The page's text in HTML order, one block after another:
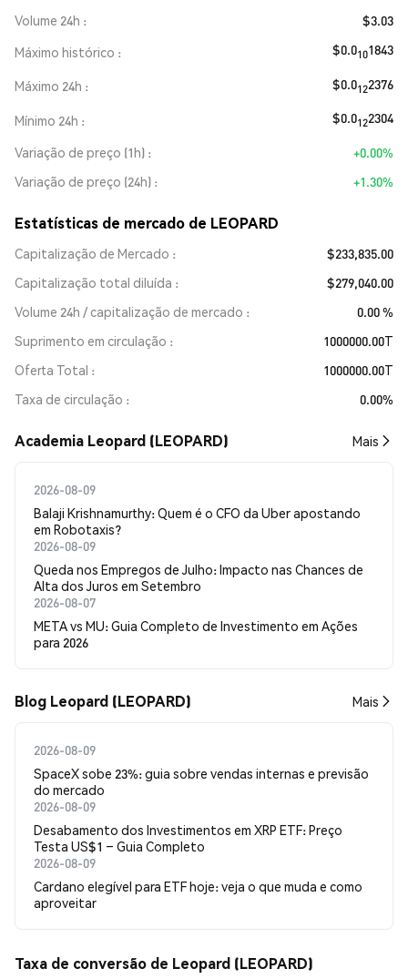
Volume 24h
$3.03
Máximo histórico
$0.0101843
Máximo 24h $0.0122376
Mínimo 24h $0.0122304
Variação de preço (1h)
+0.00%
Variação de preço (24h)
+1.30%
Estatísticas de mercado de LEOPARD
Capitalização de Mercado
$233,835.00
Capitalização total diluída
$279,040.00
Volume 24h / capitalização de mercado
0.00 %
Suprimento em circulação
1000000.00T
Oferta Total
1000000.00T
Taxa de circulação
0.00%
Academia Leopard (LEOPARD) Mais
2026-08-09
Balaji Krishnamurthy: Quem é o CFO da Uber apostando
em Robotaxis?
2026-08-09
Queda nos Empregos de Julho: Impacto nas Chances de
Alta dos Juros em Setembro
2026-08-07
META vs MU: Guia Completo de Investimento em Ações
para 2026
Blog Leopard (LEOPARD) Mais
2026-08-09
SpaceX sobe 23%: guia sobre vendas internas e previsão
do mercado
2026-08-09
Desabamento dos Investimentos em XRP ETF: Preço
Testa US$1 – Guia Completo
2026-08-09
Cardano elegível para ETF hoje: veja o que muda e como
aproveitar
Taxa de conversão de Leopard (LEOPARD)